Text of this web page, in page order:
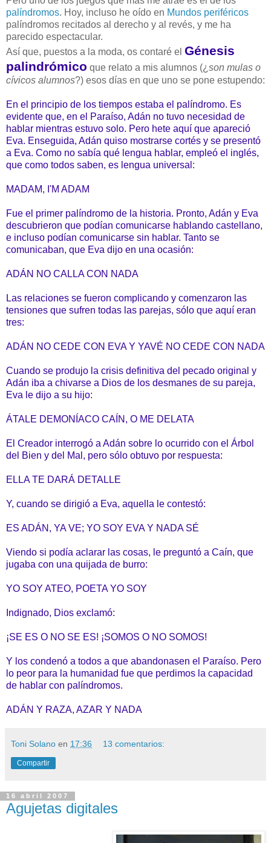
palíndromos. Hoy, incluso he oído en Mundos periféricos
palíndromos recitados al derecho y al revés, y me ha
parecido espectacular.
Así que, puestos a la moda, os contaré el Génesis
palindrómico que relato a mis alumnos (¿ son mulas o
cívicos alumnos?) esos días en que uno se pone estupendo:
En el principio de los tiempos estaba el palíndromo. Es
evidente que, en el Paraíso, Adán no tuvo necesidad de
hablar mientras estuvo solo. Pero hete aquí que apareció
Eva. Enseguida, Adán quiso mostrarse cortés y se presentó
a Eva. Como no sabía qué lengua hablar, empleó el inglés,
que como todos saben, es lengua universal:
MADAM, I'M ADAM
Fue el primer palíndromo de la historia. Pronto, Adán y Eva
descubrieron que podían comunicarse hablando castellano,
e incluso podían comunicarse sin hablar. Tanto se
comunicaban, que Eva dijo en una ocasión:
ADÁN NO CALLA CON NADA
Las relaciones se fueron complicando y comenzaron las
tensiones que sufren todas las parejas, sólo que aquí eran
tres:
ADÁN NO CEDE CON EVA Y YAVÉ NO CEDE CON NADA
Cuando se produjo la crisis definitiva del pecado original y
Adán iba a chivarse a Dios de los desmanes de su pareja,
Eva le dijo a su hijo:
ÁTALE DEMONÍACO CAÍN, O ME DELATA
El Creador interrogó a Adán sobre lo ocurrido con el Árbol
del Bien y del Mal, pero sólo obtuvo por respuesta:
ELLA TE DARÁ DETALLE
Y, cuando se dirigió a Eva, aquella le contestó:
ES ADÁN, YA VE; YO SOY EVA Y NADA SÉ
Viendo si podía aclarar las cosas, le preguntó a Caín, que
jugaba con una quijada de burro:
YO SOY ATEO, POETA YO SOY
Indignado, Dios exclamó:
¡SE ES O NO SE ES! ¡SOMOS O NO SOMOS!
Y los condenó a todos a que abandonasen el Paraíso. Pero
lo peor para la humanidad fue que perdimos la capacidad
de hablar con palíndromos.
ADÁN Y RAZA, AZAR Y NADA
Toni Solano en 17:36 13 comentarios:
Compartir
16 abril 2007
Agujetas digitales